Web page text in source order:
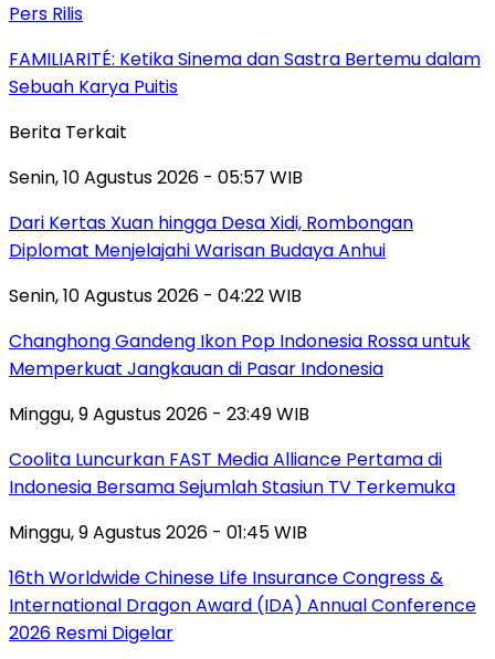
Pers Rilis
FAMILIARITÉ: Ketika Sinema dan Sastra Bertemu dalam
Sebuah Karya Puitis
Berita Terkait
Senin, 10 Agustus 2026 - 05:57 WIB
Dari Kertas Xuan hingga Desa Xidi, Rombongan
Diplomat Menjelajahi Warisan Budaya Anhui
Senin, 10 Agustus 2026 - 04:22 WIB
Changhong Gandeng Ikon Pop Indonesia Rossa untuk
Memperkuat Jangkauan di Pasar Indonesia
Minggu, 9 Agustus 2026 - 23:49 WIB
Coolita Luncurkan FAST Media Alliance Pertama di
Indonesia Bersama Sejumlah Stasiun TV Terkemuka
Minggu, 9 Agustus 2026 - 01:45 WIB
16th Worldwide Chinese Life Insurance Congress &
International Dragon Award (IDA) Annual Conference
2026 Resmi Digelar